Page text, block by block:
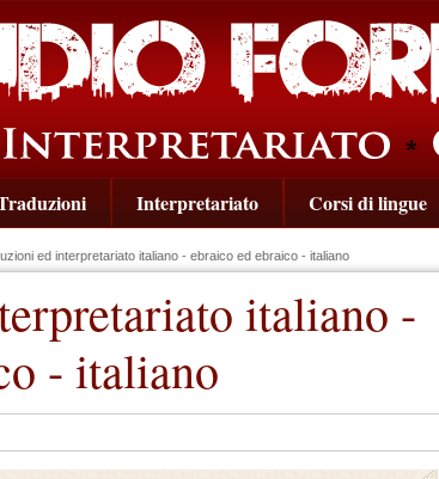
Interpretariato Corsi di lingue
ed interpretariato italiano - ebraico ed ebraico - italiano
italiano -
- italiano